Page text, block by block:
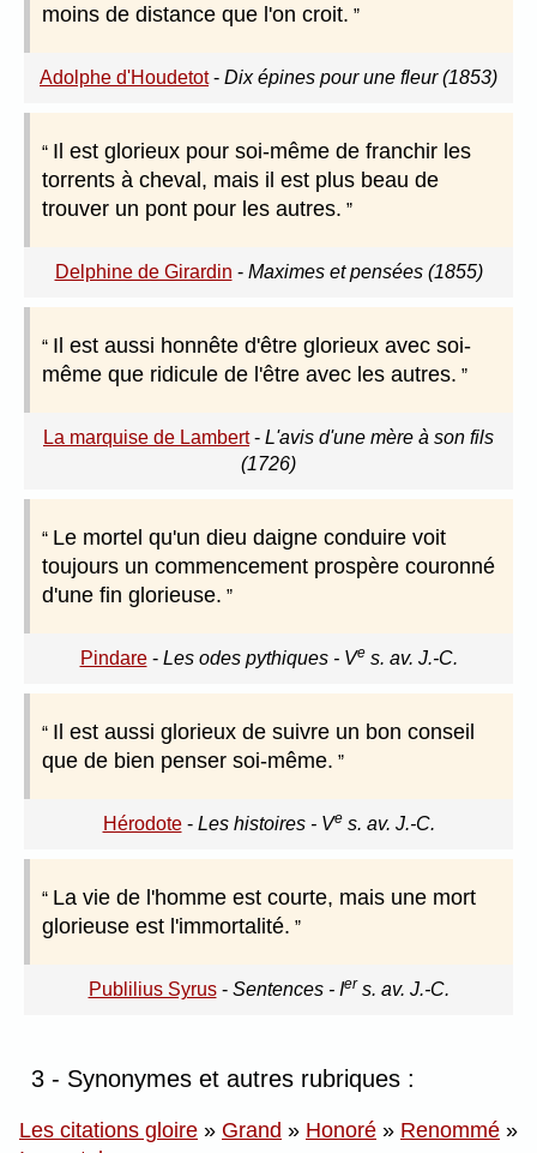
moins de distance que l'on croit.
Adolphe d'Houdetot- Dix épines pour une fleur (1853)
Il est glorieux pour soi-même de franchir les
torrents à cheval, mais il est plus beau de
trouver un pont pour les autres.
Delphine de Girardin - Maximes et pensées (1855)
Il est aussi honnête d'être glorieux avec soi-
même que ridicule de l'être avec les autres.
La marquise de Lambert- L'avis d'une mère à son fils
(1726)
Le mortel qu'un dieu daigne conduire voit
toujours un commencement prospère couronné
d'une fin glorieuse.
Pindare- Les odes pythiques - Ves. av. J.-C.
Il est aussi glorieux de suivre un bon conseil
que de bien penser soi-même.
Hérodote- Les histoires - Ves. av. J.-C.
La vie de l'homme est courte, mais une mort
glorieuse est l'immortalité.
Publilius Syrus- Sentences - Ier s. av. J.-C.
3 - Synonymes et autres rubriques :
Les citations gloire » Grand » Honoré » Renommé »